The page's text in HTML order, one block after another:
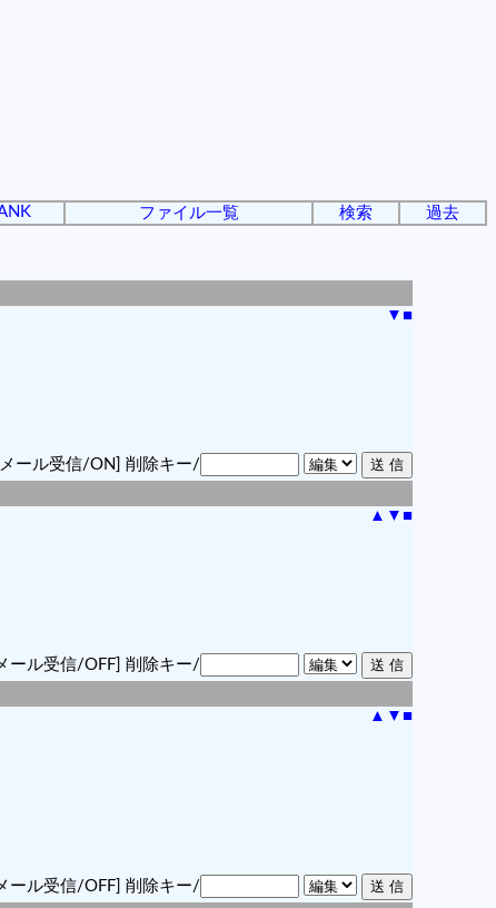
ファイル一覧 検索 過去
▼ ■
ール受信/ON] 削除キー/
▲ ▼ ■
ール受信/OFF] 削除キー/
▲ ▼ ■
ール受信/OFF] 削除キー/